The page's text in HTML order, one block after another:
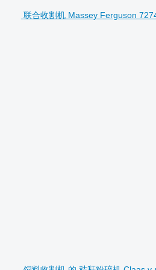
联合收割机 Massey Ferguson